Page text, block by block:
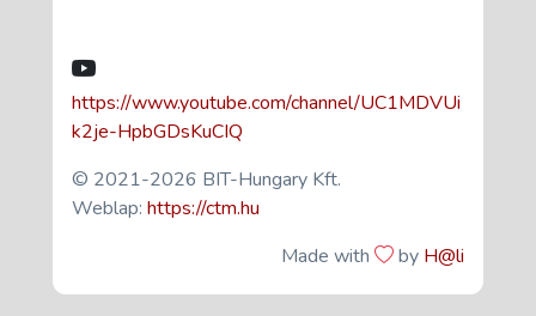
https://www.youtube.com/channel/UC1MDVUi
k2je-HpbGDsKuCIQ
© 2021-2026 BIT-Hungary Kft.
Weblap: https://ctm.hu
Made with
by H@li